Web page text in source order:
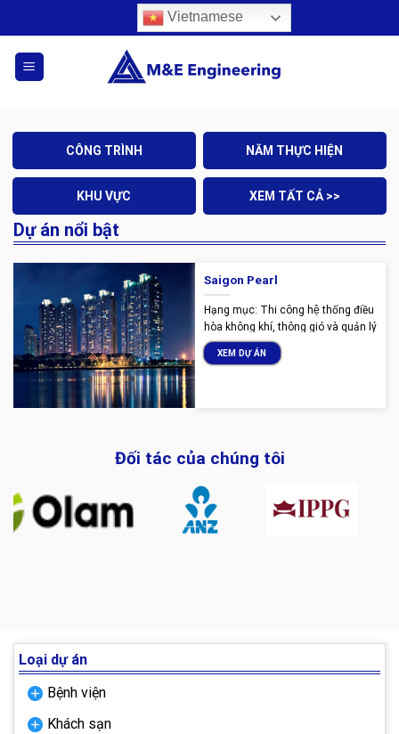
to
content
Loại dự án
Bệnh viện
Khách sạn
CÔNG TRÌNH NĂM THỰC HIỆN
KHU VỰC XEM TẤT CẢ >>
Dự án nổi bật
Saigon Pearl
Hạng mục: Thi công hệ thống điều
hòa không khí, thông gió và quản lý
tòa nhà. Năm thực hiện: 2008 –
2009 Địa chỉ: Số 92 Nguyễn Hữu
XEM DỰ ÁN
Đối tác của chúng tôi
Vietnamese